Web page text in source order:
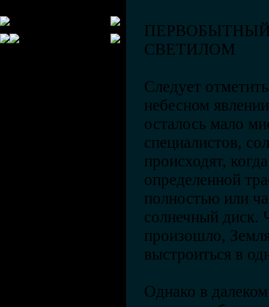
СВЕТИЛОМ
Следует
небесном
осталось мало
специалистов,
происходят,
определенной
полностью или
солнечный диск.
произошло,
выстроиться в
Однако в